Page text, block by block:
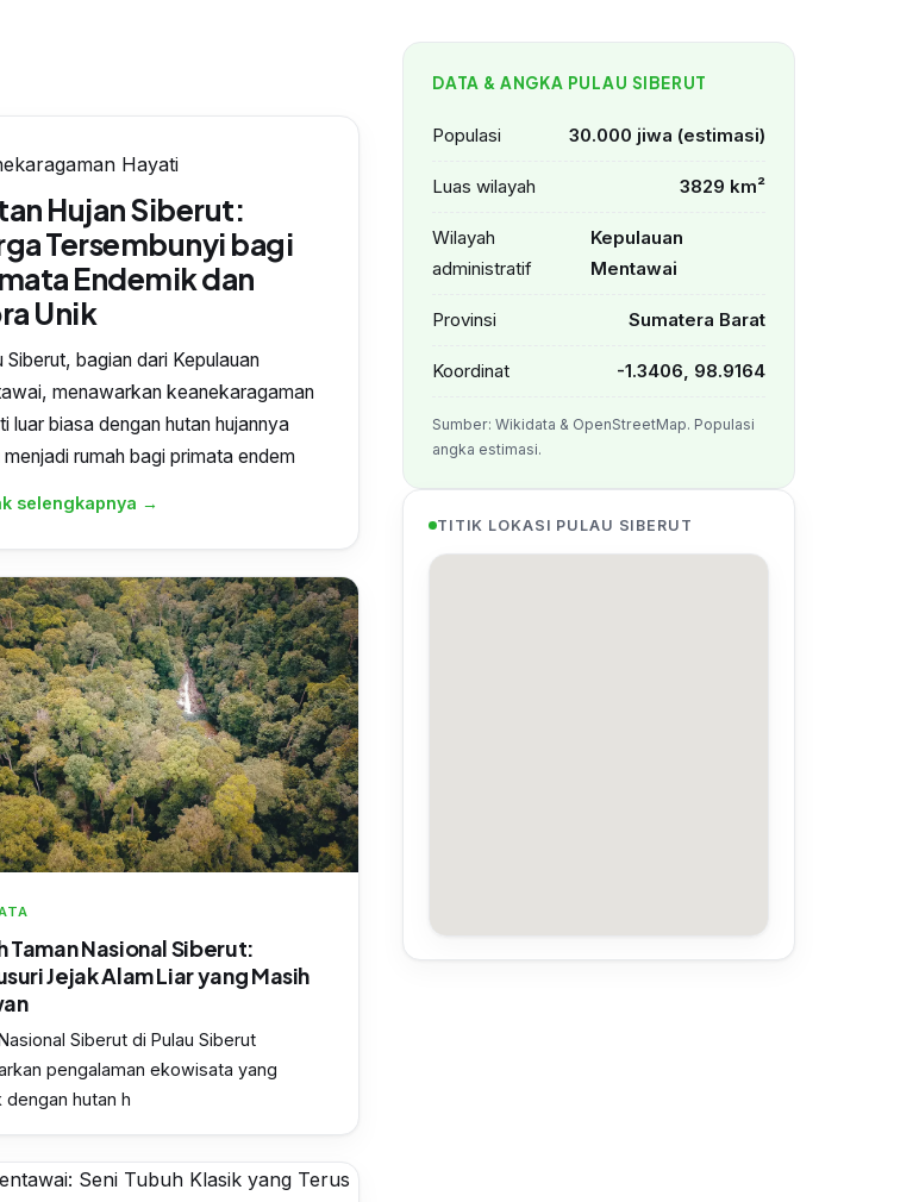
Hayati
Hujan Siberut:
Tersembunyi bagi
Endemik dan
Unik
Siberut, bagian dari Kepulauan
menawarkan keanekaragaman
luar biasa dengan hutan hujannya
rumah bagi primata endem
selengkapnya →
Taman Nasional Siberut:
Jejak Alam Liar yang Masih
Siberut di Pulau Siberut
pengalaman ekowisata yang
dengan hutan h
DATA & ANGKA PULAU SIBERUT
Populasi 30.000 jiwa (estimasi)
Luas wilayah 3829 km²
Wilayah
administratif
Kepulauan
Mentawai
Provinsi Sumatera Barat
Koordinat -1.3406, 98.9164
Sumber: Wikidata & OpenStreetMap. Populasi
angka estimasi.
TITIK LOKASI PULAU SIBERUT